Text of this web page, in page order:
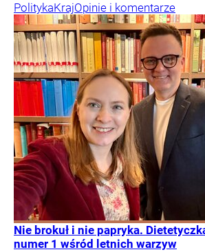
PolitykaKrajOpinie i komentarze
Nie brokuł i nie papryka.
numer 1 wśród letnich warzyw